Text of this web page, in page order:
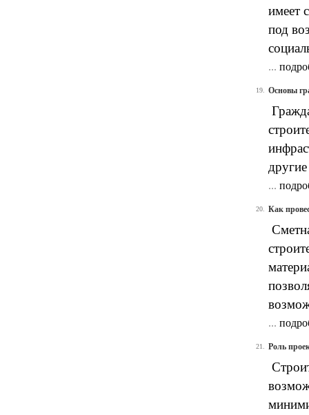
имеет
под
...
19. Основы
...
20. Как
...
21. Роль